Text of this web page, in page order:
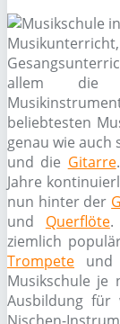
allem die
beliebtesten
genau wie auch
und die Gitarre
Jahre
nun hinter der
und Querflöte.
ziemlich
Trompete und
Musikschule je
Ausbildung